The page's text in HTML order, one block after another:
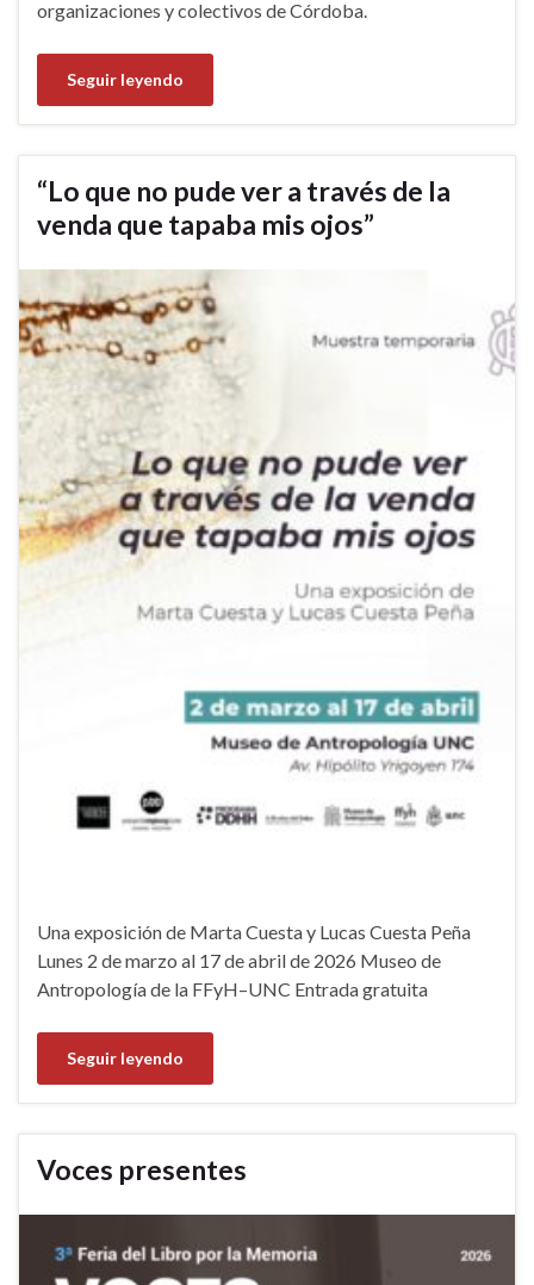
organizaciones y colectivos de Córdoba.
Seguir leyendo
“Lo que no pude ver a través de la
venda que tapaba mis ojos”
Una exposición de Marta Cuesta y Lucas Cuesta Peña
Lunes 2 de marzo al 17 de abril de 2026 Museo de
Antropología de la FFyH–UNC Entrada gratuita
Seguir leyendo
Voces presentes